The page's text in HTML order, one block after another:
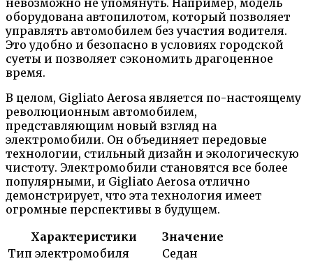
невозможно не упомянуть. Например, модель
оборудована автопилотом, который позволяет
управлять автомобилем без участия водителя.
Это удобно и безопасно в условиях городской
суеты и позволяет сэкономить драгоценное
время.
В целом, Gigliato Aerosa является по-настоящему
революционным автомобилем,
представляющим новый взгляд на
электромобили. Он объединяет передовые
технологии, стильный дизайн и экологическую
чистоту. Электромобили становятся все более
популярными, и Gigliato Aerosa отлично
демонстрирует, что эта технология имеет
огромные перспективы в будущем.
Характеристики
Значение
Тип электромобиля
Седан